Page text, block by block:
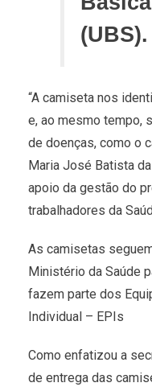
(UBS).
“A camiseta nos
e, ao mesmo tempo,
de doenças, como o
Maria José Batista
apoio da gestão do
trabalhadores da
As camisetas
Ministério da Saúde
fazem parte dos
Individual – EPIs
Como enfatizou a
de entrega das